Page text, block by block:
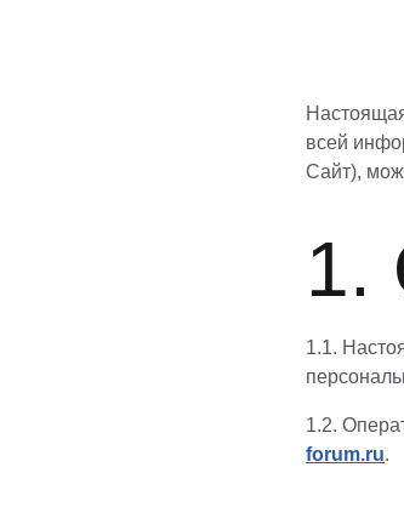
всей
Сайт),
1.
1.1.
1.2.
forum.ru.